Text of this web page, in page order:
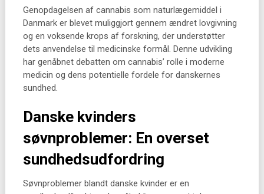
Genopdagelsen af cannabis som naturlægemiddel i
Danmark er blevet muliggjort gennem ændret lovgivning
og en voksende krops af forskning, der understøtter
dets anvendelse til medicinske formål. Denne udvikling
har genåbnet debatten om cannabis’ rolle i moderne
medicin og dens potentielle fordele for danskernes
sundhed.
Danske kvinders
søvnproblemer: En overset
sundhedsudfordring
Søvnproblemer blandt danske kvinder er en